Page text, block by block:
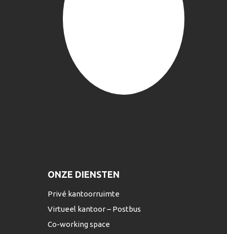
ONZE DIENSTEN
Privé kantoorruimte
Virtueel kantoor – Postbus
Co-working space